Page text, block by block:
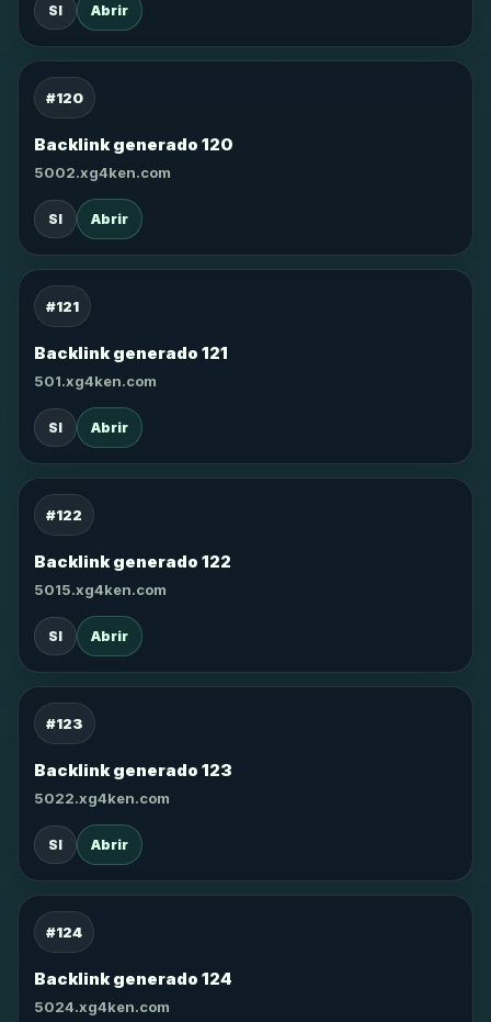
SI Abrir
#120
Backlink generado 120
5002.xg4ken.com
SI Abrir
#121
Backlink generado 121
501.xg4ken.com
SI Abrir
#122
Backlink generado 122
5015.xg4ken.com
SI Abrir
#123
Backlink generado 123
5022.xg4ken.com
SI Abrir
#124
Backlink generado 124
5024.xg4ken.com